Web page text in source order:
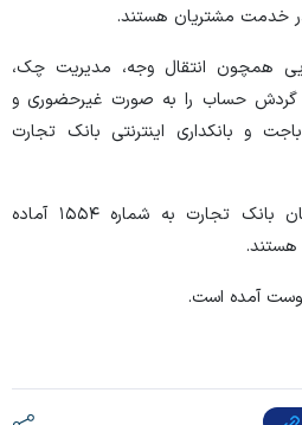
همچون انتقال وجه، مدیریت چک،
گردش حساب را به صورت غیرحضوری و
و بانکداری اینترنتی بانک تجارت
کارشناسان مرکز ارتباط مشتریان بانک تجارت به شماره ۱۵۵۴ آماده
هستند.
آمده است.